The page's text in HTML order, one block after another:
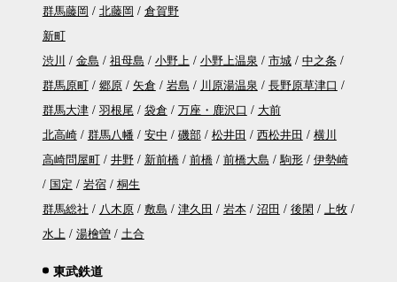
群馬藤岡
北藤岡
倉賀野
新町
渋川
金島 祖母島 小野上 小野上温泉 市城
中之条
群馬原町
郷原 矢倉 岩島 川原湯温泉
長野原草津口
群馬大津
羽根尾 袋倉 万座・鹿沢口
大前
北高崎
群馬八幡 安中 磯部 松井田 西松井田
横川
高崎問屋町
井野 新前橋 前橋 前橋大島 駒形
伊勢崎
国定
岩宿
桐生
群馬総社
八木原 敷島 津久田 岩本 沼田 後閑
上牧
水上
湯檜曽 土合
東武鉄道